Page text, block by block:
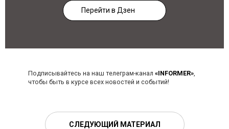
Перейти в Дзен
Подписывайтесь на наш телеграм-канал «INFORMER»,
чтобы быть в курсе всех новостей и событий!
СЛЕДУЮЩИЙ МАТЕРИАЛ